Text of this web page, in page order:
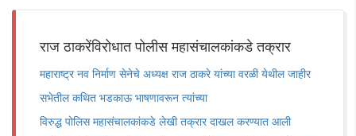
राज ठाकरेंविरोधात पोलीस महासंचालकांकडे तक्रार
महाराष्ट्र नव निर्माण सेनेचे अध्यक्ष राज ठाकरे यांच्या वरळी येथील जाहीर
सभेतील कथित भडकाऊ भाषणावरून त्यांच्या
विरुद्ध पोलिस महासंचालकांकडे लेखी तक्रार दाखल करण्यात आली